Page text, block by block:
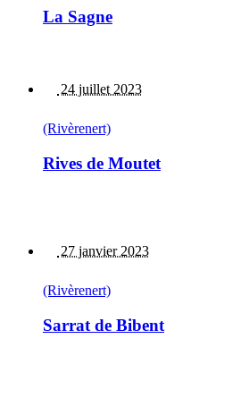
La Sagne
24 juillet 2023
(Rivèrenert)
Rives de Moutet
27 janvier 2023
(Rivèrenert)
Sarrat de Bibent